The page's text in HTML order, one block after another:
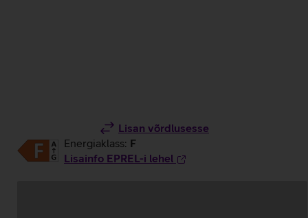
Lisan võrdlusesse
Energiaklass: F
Lisainfo EPREL-i lehel